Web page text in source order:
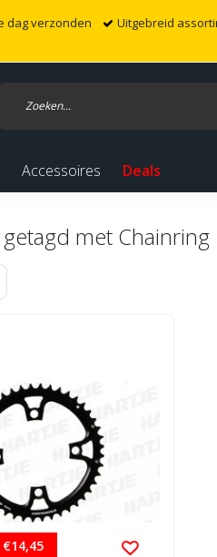
dag verzonden
Uitgebreid
Accessoires Deals
met Chainring